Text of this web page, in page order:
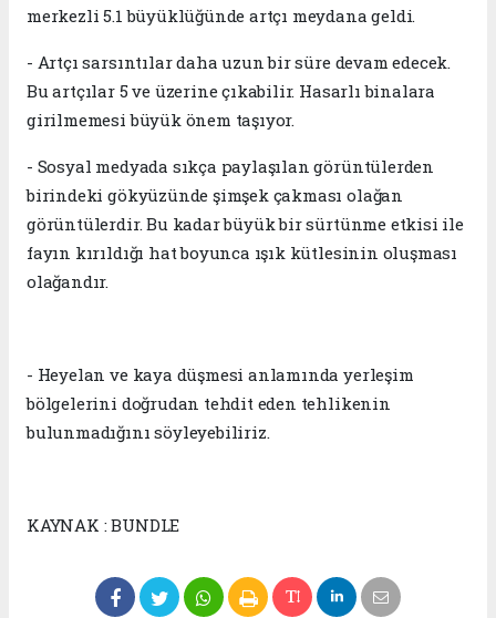
merkezli 5.1 büyüklüğünde artçı meydana geldi.
- Artçı sarsıntılar daha uzun bir süre devam edecek.
Bu artçılar 5 ve üzerine çıkabilir. Hasarlı binalara
girilmemesi büyük önem taşıyor.
- Sosyal medyada sıkça paylaşılan görüntülerden
birindeki gökyüzünde şimşek çakması olağan
görüntülerdir. Bu kadar büyük bir sürtünme etkisi ile
fayın kırıldığı hat boyunca ışık kütlesinin oluşması
olağandır.
- Heyelan ve kaya düşmesi anlamında yerleşim
bölgelerini doğrudan tehdit eden tehlikenin
bulunmadığını söyleyebiliriz.
KAYNAK : BUNDLE